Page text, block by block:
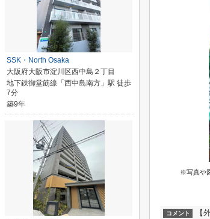
※写真や
コメント 【
SSK・North Osaka
大阪府大阪市淀川区西中島２丁目
地下鉄御堂筋線「西中島南方」駅 徒歩
7分
築9年